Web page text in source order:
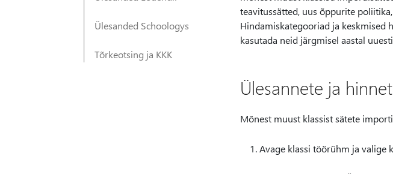
Ülesanded Schoologys
Tõrkeotsing ja KKK
teavitussätted, uus õppurite
Hindamiskategooriad ja keskmised
kasutada neid järgmisel aastal
Ülesannete ja
Mõnest muust klassist sätete
Avage klassi töörühm ja valige